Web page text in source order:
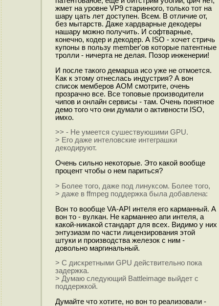
жмет на уровне VP9 старинного, только тот на
шару цать лет доступен. Всем. В отличие от,
без мытарств. Даже хардварные декодеры
нашару можно получить. И софтварные,
конечно, кодер и декодер. А ISO - хочет стричь
купоны в пользу member'ов которые патентные
тролли - ничерта не делая. Позор инженерии!
И после такого демарша исо уже не отмоется.
Как к этому отнеслась индустрия? А вон
список мемберов AOM смотрите, очень
прозрачно все. Все топовые производители
чипов и онлайн сервисы - там. Очень понятное
демо того что они думали о активности ISO,
имхо.
>> - Не умеется сушествуюшими GPU.
> Его даже интеловские интеграшки
декодируют.
Очень сильно некоторые. Это какой вообще
процент чтобы о нем париться?
> Более того, даже под линуксом. Более того,
> даже в ffmpeg поддержка была добавлена:
Вон то вообще VA-API интеля его карманный. А
вон то - вулкан. Не карманнео апи интеля, а
какой-никакой стандарт для всех. Видимо у них
энтузиазм по части лицензирования этой
штуки и производства железок с ним -
довольно маргинальный.
> C дискретными GPU действительно пока
задержка.
> Думаю следующий Battleimage выйдет с
поддержкой.
Думайте что хотите, но вон то реализовали -